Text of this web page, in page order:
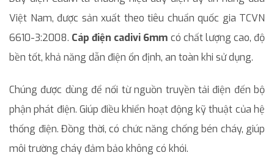
Việt Nam, được sản xuất theo tiêu chuẩn quốc gia TCVN
6610-3:2008. Cáp điện cadivi 6mm có chất lượng cao, độ
bền tốt, khả năng dẫn điện ổn định, an toàn khi sử dụng.
Chúng được dùng để nối từ nguồn truyền tải điện đến bộ
phận phát điện. Giúp điều khiển hoạt động kỹ thuật của hệ
thống điện. Đồng thời, có chức năng chống bén cháy, giúp
môi trường cháy đảm bảo không có khói.